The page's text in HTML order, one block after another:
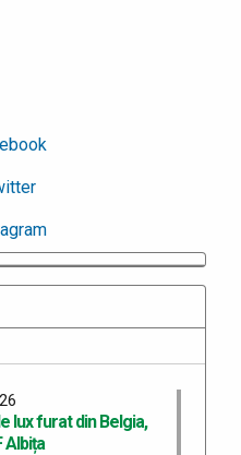
lux furat din Belgia,
Albița